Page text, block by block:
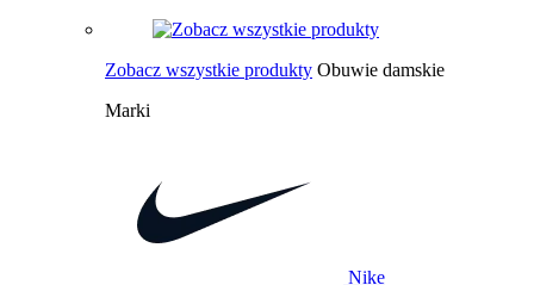
Zobacz wszystkie produkty Obuwie damskie
Marki
Nike